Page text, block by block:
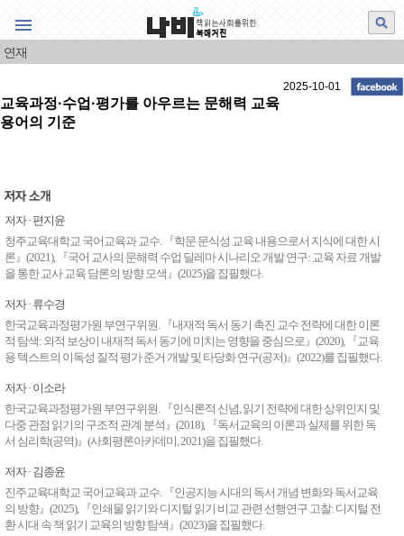
책 읽는 사회를 위한 북매거진
웹진나비
특집
책과생각
그림·책·그림책
책과 사람
서평
영상 나비
영상 북리뷰
생각하는 사전
연재
월요일 독서 클럽
연재
2025-10-01
교육과정·수업·평가를 아우르는 문해력 교육
용어의 기준
저자 · 편지윤
청주교육대학교 국어교육과 교수. 『학문 문식성 교육 내용으로서 지식에 대한 시
론』(2021), 『국어 교사의 문해력 수업 딜레마 시나리오 개발 연구: 교육 자료 개발
을 통한 교사 교육 담론의 방향 모색』(2025)을 집필했다.
저자 · 류수경
한국교육과정평가원 부연구위원. 『내재적 독서 동기 촉진 교수 전략에 대한 이론
적 탐색: 외적 보상이 내재적 독서 동기에 미치는 영향을 중심으로』(2020), 『교육
용 텍스트의 이독성 질적 평가 준거 개발 및 타당화 연구(공저)』(2022)를 집필했다.
저자 · 이소라
한국교육과정평가원 부연구위원. 『인식론적 신념, 읽기 전략에 대한 상위인지 및
다중 관점 읽기의 구조적 관계 분석』(2018), 『독서교육의 이론과 실제를 위한 독
서 심리학(공역)』(사회평론아카데미, 2021)을 집필했다.
저자 · 김종윤
진주교육대학교 국어교육과 교수. 『인공지능 시대의 독서 개념 변화와 독서교육
의 방향』(2025), 『인쇄물 읽기와 디지털 읽기 비교 관련 선행연구 고찰: 디지털 전
환 시대 속 책 읽기 교육의 방향 탐색』(2023)을 집필했다.